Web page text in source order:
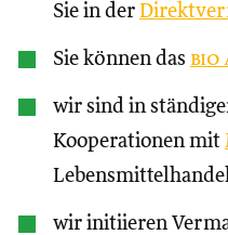
Sie in der
Sie können das bio
wir sind in
Kooperationen mit
wir initiieren